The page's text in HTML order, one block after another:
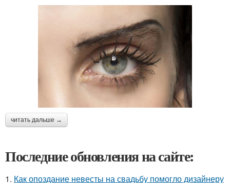
читать дальше →
Последние обновления на сайте:
1. Как опоздание невесты на свадьбу помогло дизайнеру